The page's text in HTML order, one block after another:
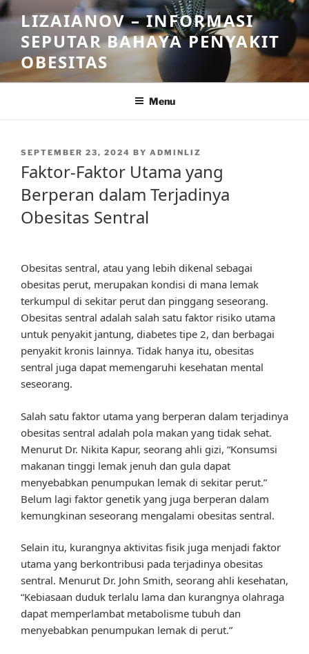
Skip
to
content
LIZAIANOV – INFORMASI
SEPUTAR BAHAYA PENYAKIT
OBESITAS
Menu
POSTED
SEPTEMBER 23, 2024 BY ADMINLIZ
Faktor-Faktor Utama yang
Berperan dalam Terjadinya
Obesitas Sentral
Obesitas sentral, atau yang lebih dikenal sebagai
obesitas perut, merupakan kondisi di mana lemak
terkumpul di sekitar perut dan pinggang seseorang.
Obesitas sentral adalah salah satu faktor risiko utama
untuk penyakit jantung, diabetes tipe 2, dan berbagai
penyakit kronis lainnya. Tidak hanya itu, obesitas
sentral juga dapat memengaruhi kesehatan mental
seseorang.
Salah satu faktor utama yang berperan dalam terjadinya
obesitas sentral adalah pola makan yang tidak sehat.
Menurut Dr. Nikita Kapur, seorang ahli gizi, “Konsumsi
makanan tinggi lemak jenuh dan gula dapat
menyebabkan penumpukan lemak di sekitar perut.”
Belum lagi faktor genetik yang juga berperan dalam
kemungkinan seseorang mengalami obesitas sentral.
Selain itu, kurangnya aktivitas fisik juga menjadi faktor
utama yang berkontribusi pada terjadinya obesitas
sentral. Menurut Dr. John Smith, seorang ahli kesehatan,
“Kebiasaan duduk terlalu lama dan kurangnya olahraga
dapat memperlambat metabolisme tubuh dan
menyebabkan penumpukan lemak di perut.”